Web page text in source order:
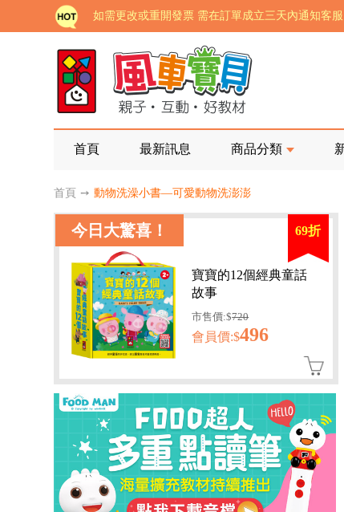
老師您好!!幼教會員火熱招募中~
海外購物免煩惱！點我查看『海外購物流程說明』
家長樂了!「風車書版集團暨FOOD超人企業總部」
批發會員大招募，輕鬆實現財富自由!
如需更改或重開發票 需在訂單成立三天內通知客
首頁 最新訊息 商品分類
首頁 ➙ 動物洗澡小書—可愛動物洗澎澎
今日大驚喜！ 69折
寶寶的12個經典童話
故事
市售價:$720
會員價:$496